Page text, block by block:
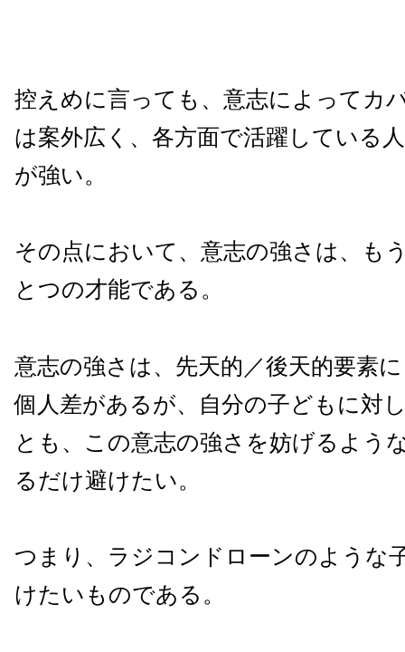
控えめに言っても、意志によってカ
は案外広く、各方面で活躍している
が強い。
その点において、意志の強さは、も
とつの才能である。
意志の強さは、先天的／後天的要素
個人差があるが、自分の子どもに対
とも、この意志の強さを妨げるよう
るだけ避けたい。
つまり、ラジコンドローンのような
けたいものである。